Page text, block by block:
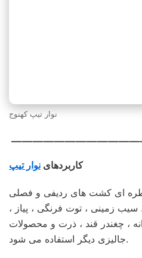
نوار تیپ کهنوج
کاربردهای نوار تیپ
ای کشت های ردیفی و فصلی
سیب زمینی ، توت فرنگی ، پیاز ،
، چغندر قند ، ذرت و محصولات
جالیزی دیگر استفاده می شود.